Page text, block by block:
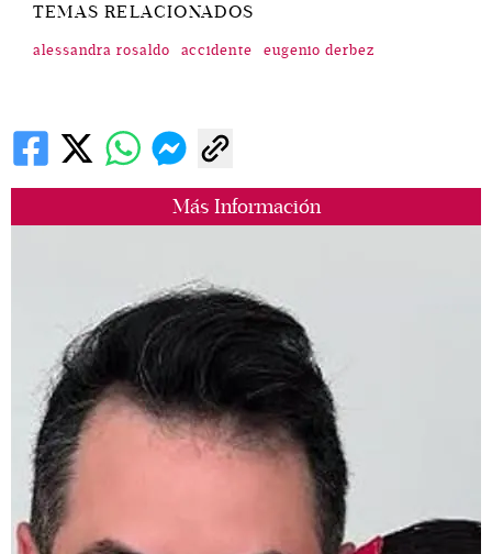
Más Información
TEMAS RELACIONADOS
alessandra rosaldo accidente eugenio derbez